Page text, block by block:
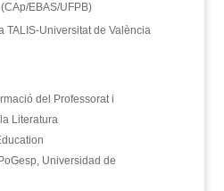
EBAS/UFPB)
TALIS-Universitat de València
del Professorat i
Literatura
Universidad de